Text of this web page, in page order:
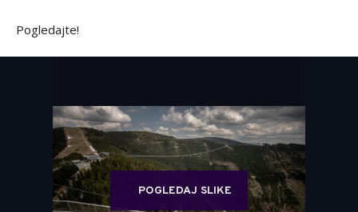
Pogledajte!
POGLEDAJ SLIKE